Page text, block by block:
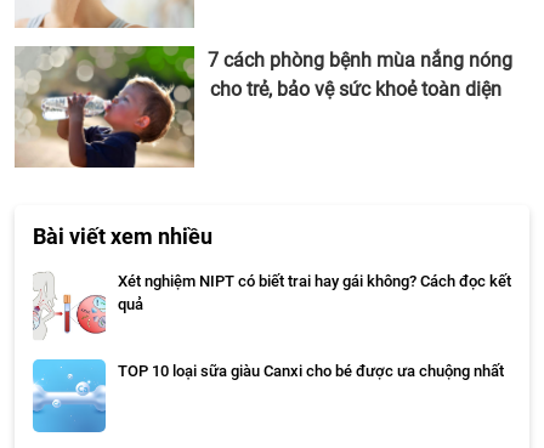
7 cách phòng bệnh mùa nắng nóng
cho trẻ, bảo vệ sức khoẻ toàn diện
Bài viết xem nhiều
Xét nghiệm NIPT có biết trai hay gái không? Cách đọc kết
quả
TOP 10 loại sữa giàu Canxi cho bé được ưa chuộng nhất